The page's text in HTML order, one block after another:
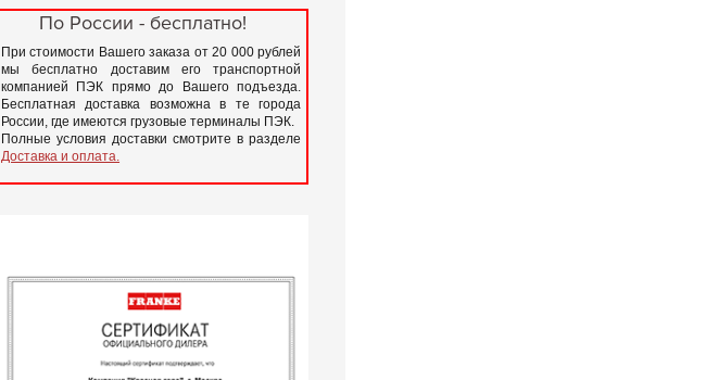
По России - бесплатно!
При стоимости Вашего заказа от 20 000 рублей
мы бесплатно доставим его транспортной
компанией ПЭК прямо до Вашего подъезда.
Бесплатная доставка возможна в те города
России, где имеются грузовые терминалы ПЭК.
Полные условия доставки смотрите в разделе
Доставка и оплата.